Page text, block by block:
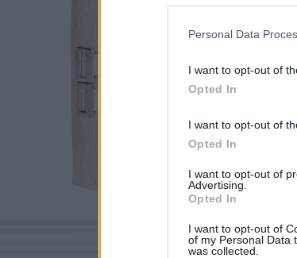
Personal Data
I want to opt-out of
Opted In
I want to opt-out of
Opted In
I want to opt-out of
Advertising.
Opted In
I want to opt-out of
of my Personal Data
was collected.